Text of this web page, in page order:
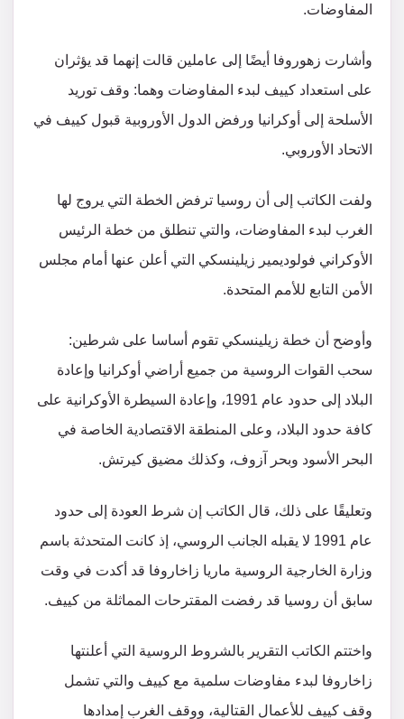
المفاوضات.
وأشارت زهوروفا أيضًا إلى عاملين قالت إنهما قد يؤثران
على استعداد كييف لبدء المفاوضات وهما: وقف توريد
الأسلحة إلى أوكرانيا ورفض الدول الأوروبية قبول كييف في
الاتحاد الأوروبي.
ولفت الكاتب إلى أن روسيا ترفض الخطة التي يروج لها
الغرب لبدء المفاوضات، والتي تنطلق من خطة الرئيس
الأوكراني فولوديمير زيلينسكي التي أعلن عنها أمام مجلس
الأمن التابع للأمم المتحدة.
وأوضح أن خطة زيلينسكي تقوم أساسا على شرطين:
سحب القوات الروسية من جميع أراضي أوكرانيا وإعادة
البلاد إلى حدود عام 1991، وإعادة السيطرة الأوكرانية على
كافة حدود البلاد، وعلى المنطقة الاقتصادية الخاصة في
البحر الأسود وبحر آزوف، وكذلك مضيق كيرتش.
وتعليقًا على ذلك، قال الكاتب إن شرط العودة إلى حدود
عام 1991 لا يقبله الجانب الروسي، إذ كانت المتحدثة باسم
وزارة الخارجية الروسية ماريا زاخاروفا قد أكدت في وقت
سابق أن روسيا قد رفضت المقترحات المماثلة من كييف.
واختتم الكاتب التقرير بالشروط الروسية التي أعلنتها
زاخاروفا لبدء مفاوضات سلمية مع كييف والتي تشمل
وقف كييف للأعمال القتالية، ووقف الغرب إمدادها